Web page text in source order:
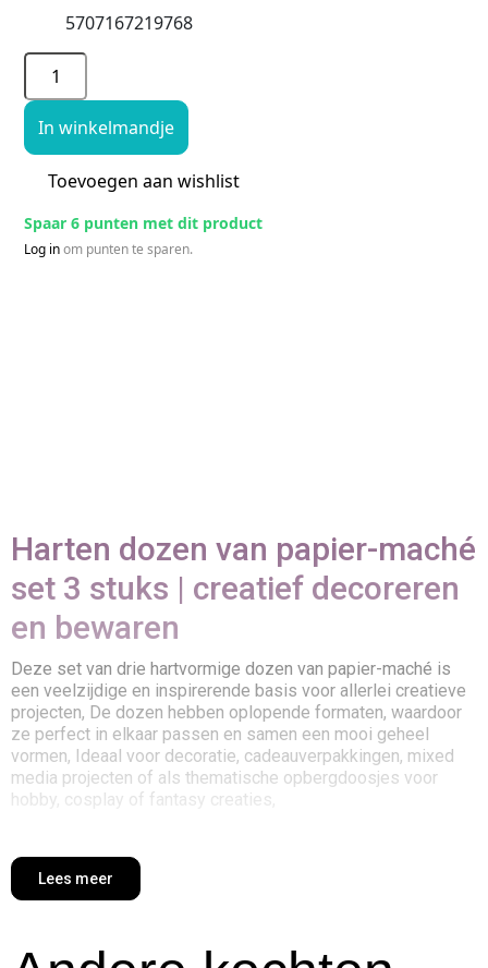
5707167219768
In winkelmandje
Toevoegen aan wishlist
Spaar 6 punten met dit product
Log inom punten te sparen.
Harten dozen van papier-maché
set 3 stuks | creatief decoreren
en bewaren
Deze set van drie hartvormige dozen van papier-maché is
een veelzijdige en inspirerende basis voor allerlei creatieve
projecten, De dozen hebben oplopende formaten, waardoor
ze perfect in elkaar passen en samen een mooi geheel
vormen, Ideaal voor decoratie, cadeauverpakkingen, mixed
media projecten of als thematische opbergdoosjes voor
hobby, cosplay of fantasy creaties,
dozen van papier-maché
Gemaakt van papier-maché: licht, stevig en uitstekend
Lees meer